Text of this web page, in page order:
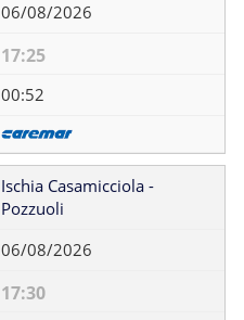
06/08/2026
17:25
00:52
Ischia Casamicciola -
Pozzuoli
06/08/2026
17:30